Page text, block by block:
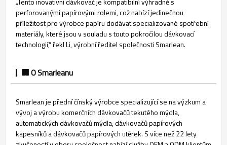
perforovanými papírovými rolemi, což nabízí jedinečnou
příležitost pro výrobce papíru dodávat specializované spotřební
materiály, které jsou v souladu s touto pokročilou dávkovací
technologií,“ řekl Li, výrobní ředitel společnosti Smarlean.
🏢 O Smarleanu
Smarlean je přední čínský výrobce specializující se na výzkum a
vývoj a výrobu komerčních dávkovačů tekutého mýdla,
automatických dávkovačů mýdla, dávkovačů papírových
kapesníků a dávkovačů papírových utěrek. S více než 22 lety